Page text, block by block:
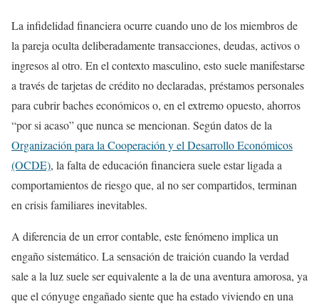
La infidelidad financiera ocurre cuando uno de los miembros de
la pareja oculta deliberadamente transacciones, deudas, activos o
ingresos al otro. En el contexto masculino, esto suele manifestarse
a través de tarjetas de crédito no declaradas, préstamos personales
para cubrir baches económicos o, en el extremo opuesto, ahorros
“por si acaso” que nunca se mencionan. Según datos de la
Organización para la Cooperación y el Desarrollo Económicos
(OCDE), la falta de educación financiera suele estar ligada a
comportamientos de riesgo que, al no ser compartidos, terminan
en crisis familiares inevitables.
A diferencia de un error contable, este fenómeno implica un
engaño sistemático. La sensación de traición cuando la verdad
sale a la luz suele ser equivalente a la de una aventura amorosa, ya
que el cónyuge engañado siente que ha estado viviendo en una